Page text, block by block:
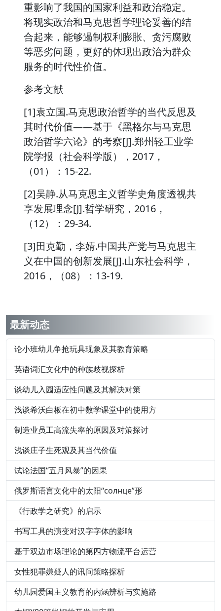
重影响了我国的国家利益和政治稳定。
将现实政治和马克思哲学理论妥善的结
合起来，能够遏制权利膨胀、贪污腐败
等恶劣问题，更好的体现出政治为群众
服务的时代性价值。
参考文献
[1]袁立国.马克思政治哲学的当代反思及
其时代价值——基于《黑格尔与马克思
政治哲学六论》的考察[J].郑州轻工业学
院学报（社会科学版），2017，
（01）：15-22.
[2]吴静.从马克思主义哲学史角度透视共
享发展理念[J].哲学研究，2016，
（12）：29-34.
[3]田克勤，李婧.中国共产党与马克思主
义在中国的创新发展[J].山东社会科学，
2016，（08）：13-19.
最新动态
论小班幼儿争抢玩具现象及其教育策略
英语词汇文化中的种族歧视探析
谈幼儿入园适应性问题及其解决对策
浅谈希沃白板在初中数学课堂中的使用方
制造业员工高流失率的原因及对策探讨
浅谈庄子生死观及其当代价值
试论法国“五月风暴”的因果
俄罗斯语言文化中的太阳“солнце”形
《行政学之研究》的启示
书写工具的演变对汉字字体的影响
基于双边市场理论的第四方物流平台运营
女性犯罪嫌疑人的讯问策略探析
幼儿园爱国主义教育的内涵辨析与实施路